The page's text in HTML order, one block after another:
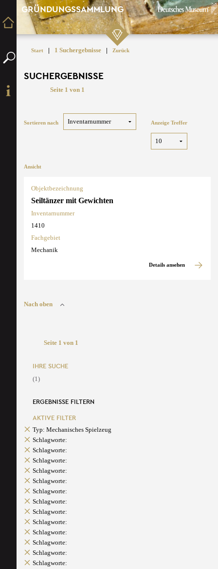
GRÜNDUNGSSAMMLUNG
Start | 1 Suchergebnisse | Zurück
SUCHERGEBNISSE
Seite 1 von 1
Sortieren nach Anzeige Treffer
Ansicht
Objektbezeichnung
Seiltänzer mit Gewichten
Inventarnummer
1410
Fachgebiet
Mechanik
Details ansehen
Nach oben
Seite 1 von 1
IHRE SUCHE
(1)
ERGEBNISSE FILTERN
AKTIVE FILTER
Typ: Mechanisches Spielzeug
Schlagworte:
Schlagworte:
Schlagworte:
Schlagworte:
Schlagworte:
Schlagworte:
Schlagworte:
Schlagworte:
Schlagworte:
Schlagworte:
Schlagworte:
Schlagworte:
Schlagworte: